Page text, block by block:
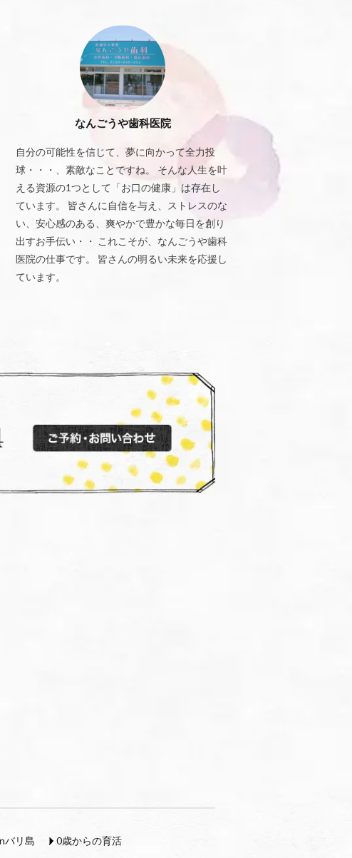
なんごうや歯科医院
自分の可能性を信じて、夢に向かって全力投
球・・・、素敵なことですね。 そんな人生を叶
える資源の1つとして「お口の健康」は存在し
ています。 皆さんに自信を与え、ストレスのな
い、安心感のある、爽やかで豊かな毎日を創り
出すお手伝い・・ これこそが、なんごうや歯科
医院の仕事です。 皆さんの明るい未来を応援し
ています。
バリ島
0歳からの育活